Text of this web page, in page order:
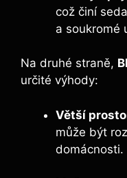
což činí
a soukromé
Na druhé straně,
určité výhody:
Větší
může být
domácnosti.